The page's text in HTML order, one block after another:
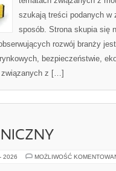
szukają treści podanych w
sposób. Strona skupia się
rozwój branży
bezpieczeństwie,
związanych z […]
2026 MOŻLIWOŚĆ